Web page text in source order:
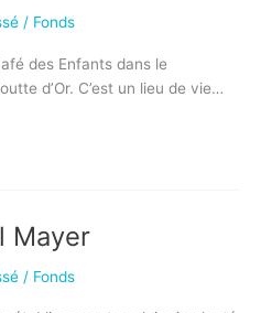
/ Fonds
des Enfants dans le
d’Or. C’est un lieu de vie…
Mayer
/ Fonds